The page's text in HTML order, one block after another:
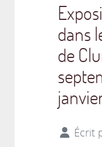
dans
de
Écrit